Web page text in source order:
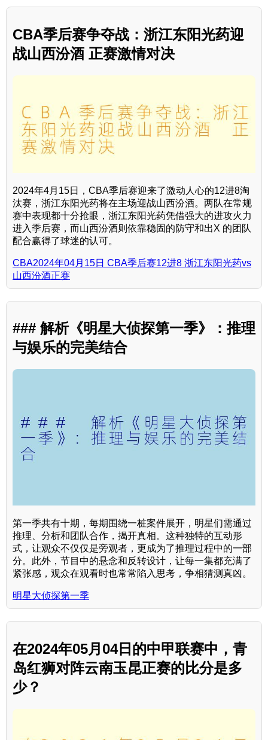
CBA季后赛争夺战：浙江东阳光药迎
战山西汾酒 正赛激情对决
2024年4月15日，CBA季后赛迎来了激动人心的12进8淘
汰赛，浙江东阳光药将在主场迎战山西汾酒。两队在常规
赛中表现都十分抢眼，浙江东阳光药凭借强大的进攻火力
进入季后赛，而山西汾酒则依靠稳固的防守和出X 的团队
配合赢得了球迷的认可。
CBA2024年04月15日 CBA季后赛12进8 浙江东阳光药vs
山西汾酒正赛
### 解析《明星大侦探第一季》：推理
与娱乐的完美结合
第一季共有十期，每期围绕一桩案件展开，明星们需通过
推理、分析和团队合作，揭开真相。这种独特的互动形
式，让观众不仅仅是旁观者，更成为了推理过程中的一部
分。此外，节目中的悬念和反转设计，让每一集都充满了
紧张感，观众在观看时也常常陷入思考，争相猜测真凶。
明星大侦探第一季
在2024年05月04日的中甲联赛中，青
岛红狮对阵云南玉昆正赛的比分是多
少？